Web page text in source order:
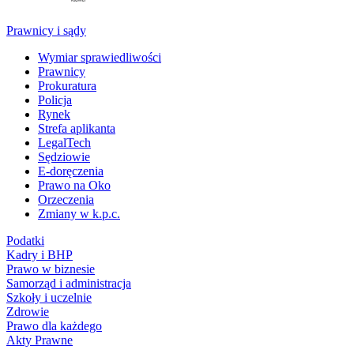
Prawnicy i sądy
Wymiar sprawiedliwości
Prawnicy
Prokuratura
Policja
Rynek
Strefa aplikanta
LegalTech
Sędziowie
E-doręczenia
Prawo na Oko
Orzeczenia
Zmiany w k.p.c.
Podatki
Kadry i BHP
Prawo w biznesie
Samorząd i administracja
Szkoły i uczelnie
Zdrowie
Prawo dla każdego
Akty Prawne